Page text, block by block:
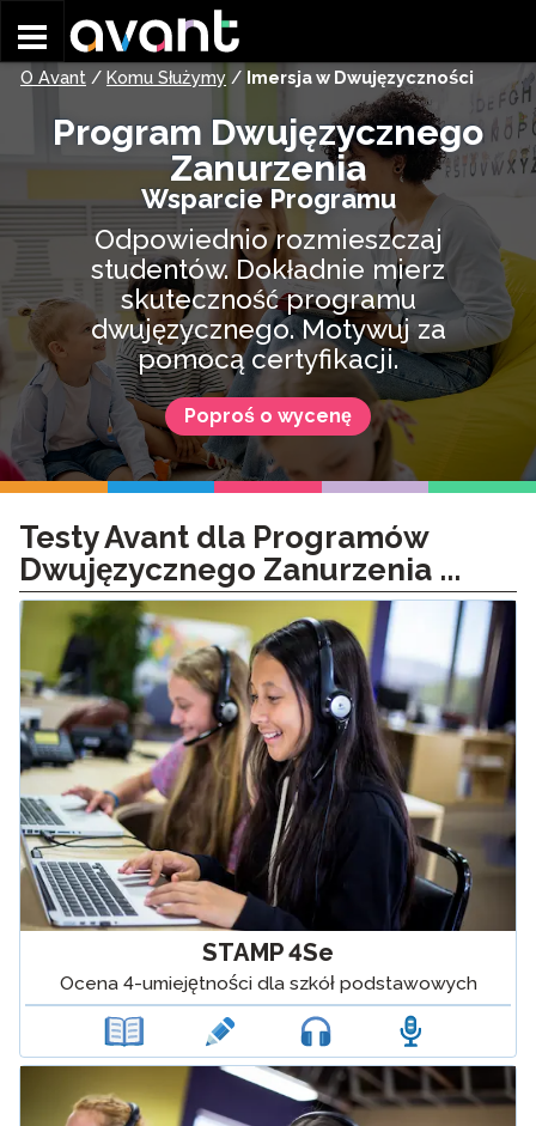
O Avant / Komu Służymy / Imersja w Dwujęzyczności
Program Dwujęzycznego
Zanurzenia
Wsparcie Programu
Odpowiednio rozmieszczaj
studentów. Dokładnie mierz
skuteczność programu
dwujęzycznego. Motywuj za
pomocą certyfikacji.
Poproś o wycenę
Testy Avant dla Programów
Dwujęzycznego Zanurzenia ...
STAMP 4Se
Ocena 4-umiejętności dla szkół podstawowych